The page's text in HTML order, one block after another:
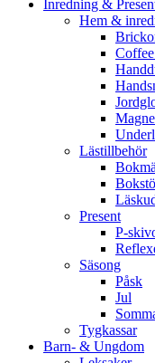
Inredning &
Hem &
Lästillbehör
Present
P-
Säsong
Påsk
Jul
Tygkassar
Barn- & Ungdom